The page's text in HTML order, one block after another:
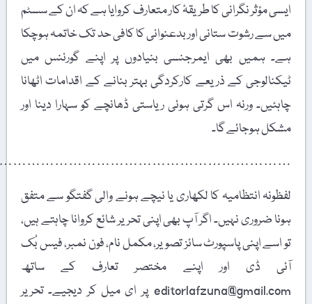
ایسی مؤثر نگرانی کا طریقۂ کار متعارف کروایا ہے کہ ان کے سسٹم
میں سے رشوت ستانی اور بدعنوانی کا کافی حد تک خاتمہ ہوچکا
ہے۔ ہمیں بھی ایمرجنسی بنیادوں پر اپنے گورننس میں
ٹیکنالوجی کے ذریعے کارکردگی بہتر بنانے کے اقدامات اٹھانا
چاہئیں۔ ورنہ اس گرتی ہوئی ریاستی ڈھانچے کو سہارا دینا اور
مشکل ہوجائے گا۔
………………………………………………………….
لفظونہ انتظامیہ کا لکھاری یا نیچے ہونے والی گفتگو سے متفق
ہونا ضروری نہیں۔ اگر آپ بھی اپنی تحریر شائع کروانا چاہتے ہیں،
تو اسے اپنی پاسپورٹ سائز تصویر، مکمل نام، فون نمبر، فیس بُک
آئی ڈی اور اپنے مختصر تعارف کے ساتھ
editorlafzuna@gmail.com پر ای میل کر دیجیے۔ تحریر